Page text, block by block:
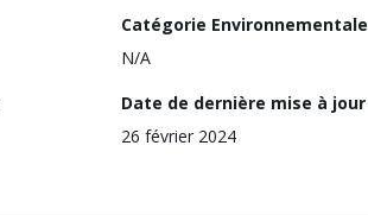
Catégorie Environnementale
N/A
Date de dernière mise à jour
26 février 2024